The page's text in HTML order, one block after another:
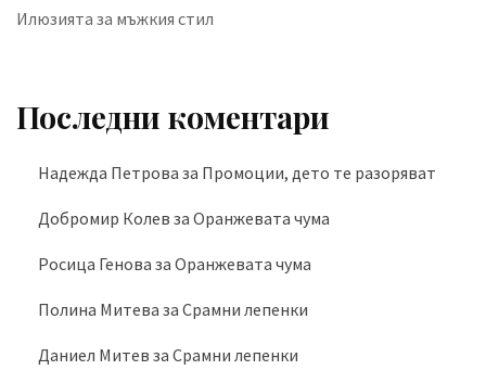
Илюзията за мъжкия стил
Последни коментари
Надежда Петрова за Промоции, дето те разоряват
Добромир Колев за Оранжевата чума
Росица Генова за Оранжевата чума
Полина Митева за Срамни лепенки
Даниел Митев за Срамни лепенки